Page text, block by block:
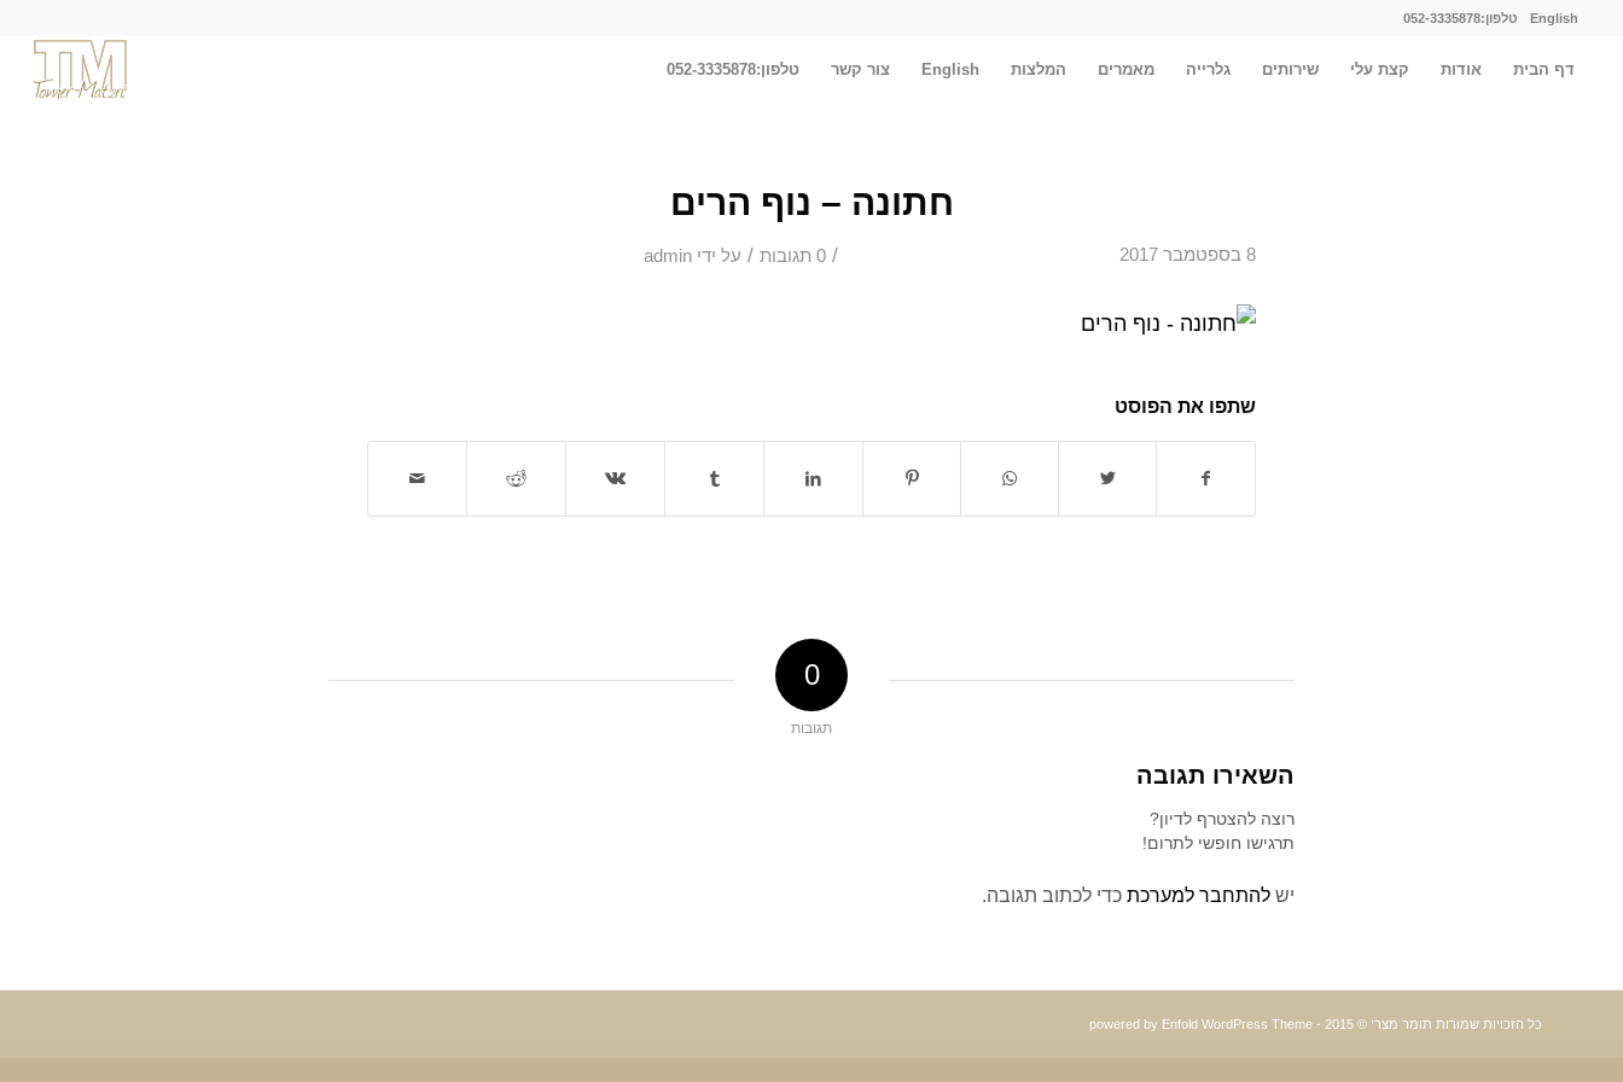
English טלפון:052-3335878
דף הבית אודות קצת עלי שירותים גלרייה מאמרים המלצות English צור קשר טלפון:052-3335878
חתונה – נוף הרים
8 בספטמבר 2017 / 0 תגובות / על ידיadmin
שתפו את הפוסט
0
תגובות
השאירו תגובה
רוצה להצטרף לדיון?
תרגישו חופשי לתרום!
יש להתחבר למערכת כדי לכתוב תגובה.
כל הזכויות שמורות תומר מצרי © 2015 - powered by Enfold WordPress Theme